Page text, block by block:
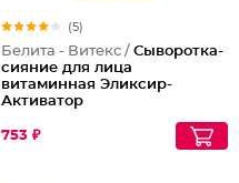
(5)
Белита - Витекс / Сыворотка-
сияние для лица
витаминная Эликсир-
Активатор
753 ₽